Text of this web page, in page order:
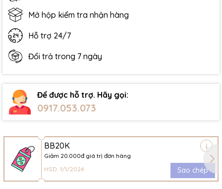
Mở hộp kiểm tra nhận hàng
Hỗ trợ 24/7
Đổi trả trong 7 ngày
Để được hỗ trợ. Hãy gọi:
0917.053.073
BB20K
Giảm 20.000đ giá trị đơn hàng
HSD: 1/1/2024
Sao chép